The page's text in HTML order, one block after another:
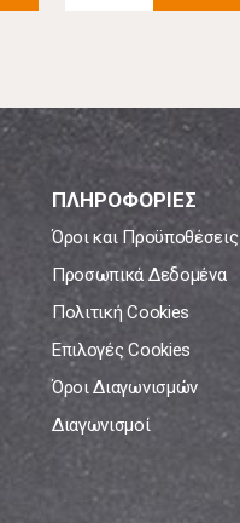
ΠΛΗΡΟΦΟΡΙΕΣ
Όροι και Προϋποθέσεις
Προσωπικά Δεδομένα
Πολιτική Cookies
Επιλογές Cookies
Όροι Διαγωνισμών
Διαγωνισμοί